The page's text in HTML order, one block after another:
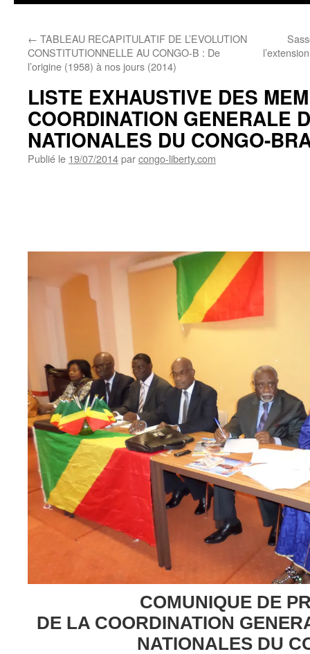
← TABLEAU RECAPITULATIF DE L’EVOLUTION
CONSTITUTIONNELLE AU CONGO-B : De
l’origine (1958) à nos jours (2014)
LISTE EXHAUSTIVE DES
COORDINATION GENERALE
NATIONALES DU CONGO-
Publié le 19/07/2014parcongo-liberty.com
COMUNIQUE DE
DE LA COORDINATION
NATIONALES DU